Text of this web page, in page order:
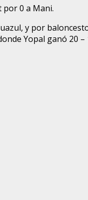
por 0 a Mani.
y por
Yopal ganó 20